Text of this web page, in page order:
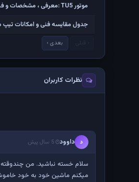
موتور TU5 :معرفی ، مشخصات و فیلم کامل تشریح اجزاء و باز کردن
جدول مقایسه فنی و امکانات تیپ
بعدی ›
نظرات کاربران
د داوود 5 سال پیش
سلام خسته نباشید. من
میکنم ماشین خود به خود